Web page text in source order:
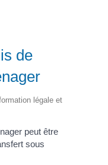
de
légale et
peut être
sous